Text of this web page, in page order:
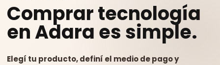
Comprar tecnología
en Adara es simple.
Elegí tu producto, definí el medio de pago y